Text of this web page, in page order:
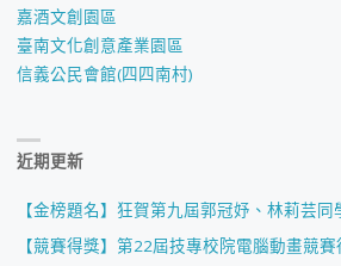
嘉酒文創園區
臺南文化創意產業園區
信義公民會館(四四南村)
近期更新
【金榜題名】狂賀第九屆郭冠妤、林莉芸
【競賽得獎】第22屆技專校院電腦動畫競